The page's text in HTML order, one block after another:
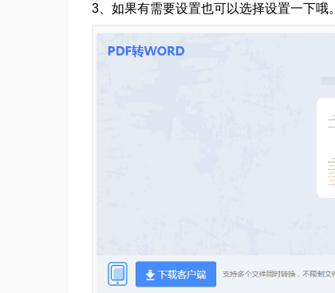
3、如果有需要设置也可以选择设置一下哦。